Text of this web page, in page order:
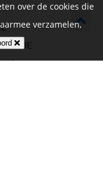
over de cookies die
verzamelen,